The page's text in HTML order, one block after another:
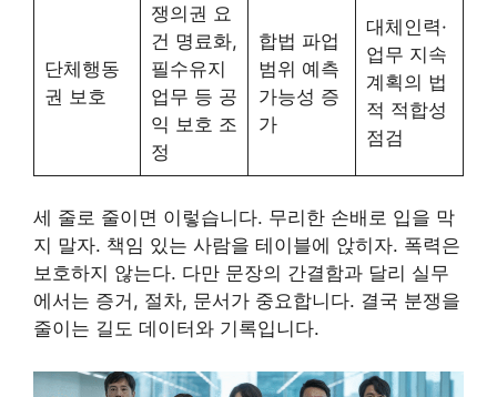
단체행동
권 보호
쟁의권 요
건 명료화,
필수유지
업무 등 공
익 보호 조
정
합법 파업
범위 예측
가능성 증
가
대체인력·
업무 지속
계획의 법
적 적합성
점검
세 줄로 줄이면 이렇습니다. 무리한 손배로 입을 막
지 말자. 책임 있는 사람을 테이블에 앉히자. 폭력은
보호하지 않는다. 다만 문장의 간결함과 달리 실무
에서는 증거, 절차, 문서가 중요합니다. 결국 분쟁을
줄이는 길도 데이터와 기록입니다.